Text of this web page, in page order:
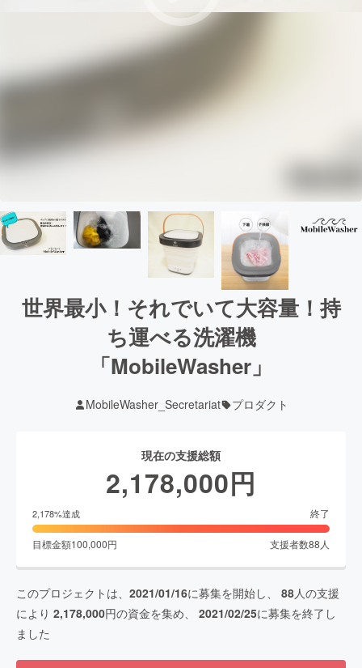
世界最小！それでいて大容量！持
ち運べる洗濯機
「MobileWasher」
MobileWasher_Secretariat プロダクト
現在の支援総額
2,178,000円
2,178%達成 終了
目標金額100,000円 支援者数88人
このプロジェクトは、 2021/01/16に募集を開始し、 88人の支援
により 2,178,000円の資金を集め、 2021/02/25に募集を終了し
ました